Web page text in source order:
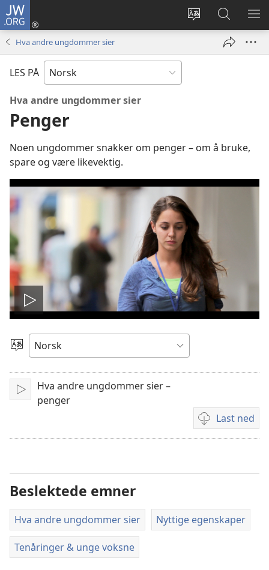
JW.ORG
Endre
Logg
inn
vindu)
Søk
på
JW.ORG
VIS
Hva andre ungdommer sier
LES PÅ
Hva andre ungdommer sier
Penger
Noen ungdommer snakker om penger – om å bruke,
spare og være likevektig.
Spill
video
Velg
språk
Spill
Hva andre ungdommer sier –
penger
Last ned
for
Beslektede emner
Hva andre ungdommer sier Nyttige egenskaper
Tenåringer & unge voksne